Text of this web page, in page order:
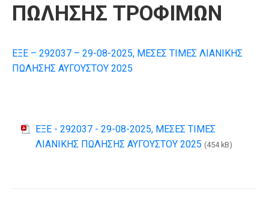
ΠΩΛΗΣΗΣ ΤΡΟΦΙΜΩΝ
ΕΞΕ – 292037 – 29-08-2025, ΜΕΣΕΣ ΤΙΜΕΣ ΛΙΑΝΙΚΗΣ
ΠΩΛΗΣΗΣ ΑΥΓΟΥΣΤΟΥ 2025
ΕΞΕ - 292037 - 29-08-2025, ΜΕΣΕΣ ΤΙΜΕΣ
ΛΙΑΝΙΚΗΣ ΠΩΛΗΣΗΣ ΑΥΓΟΥΣΤΟΥ 2025 (454 kB)